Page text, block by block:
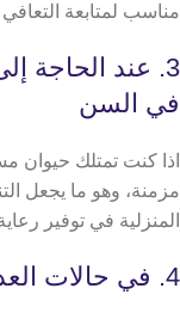
مناسب لمتابعة التعافي
3. عند الحاجة
في السن
اذا كنت تمتلك حيوان
مزمنة، وهو ما يجعل
المنزلية في توفير
4. في حالات العدوى أو الأمراض المعدية